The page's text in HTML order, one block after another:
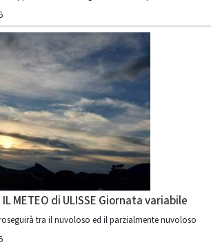
IL METEO di ULISSE Giornata variabile
tra il nuvoloso ed il parzialmente nuvoloso